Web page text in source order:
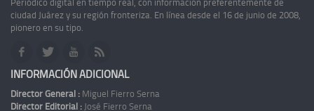
ciudad Juárez y su región fronteriza. En línea desde el 16 de junio de 2008,
pionero en su tipo.
INFORMACIÓN ADICIONAL
Director General : Miguel Fierro Serna
Director Editorial : José Fierro Serna